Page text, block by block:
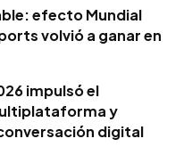
efecto Mundial
volvió a ganar en
impulsó el
y
digital